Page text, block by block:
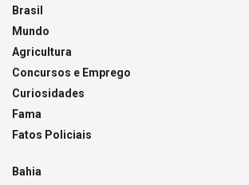
Brasil
Mundo
Agricultura
Concursos e Emprego
Curiosidades
Fama
Fatos Policiais
Bahia